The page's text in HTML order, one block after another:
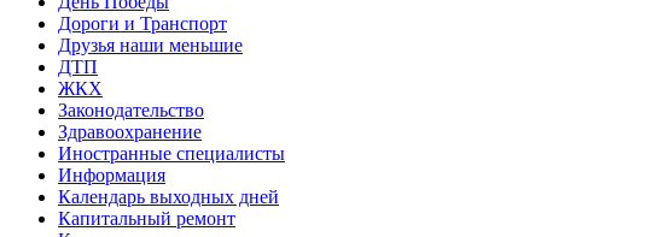
Дороги и Транспорт
Друзья наши меньшие
ДТП
ЖКХ
Законодательство
Здравоохранение
Иностранные специалисты
Информация
Календарь выходных дней
Капитальный ремонт